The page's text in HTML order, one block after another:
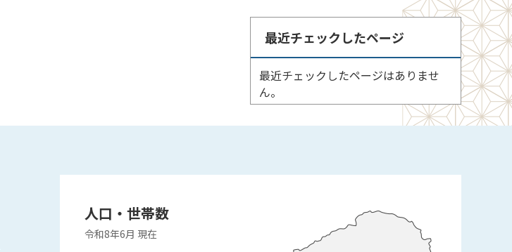
最近チェックしたページ
最近チェックしたページはありませ
ん。
人口・世帯数
令和8年6月 現在